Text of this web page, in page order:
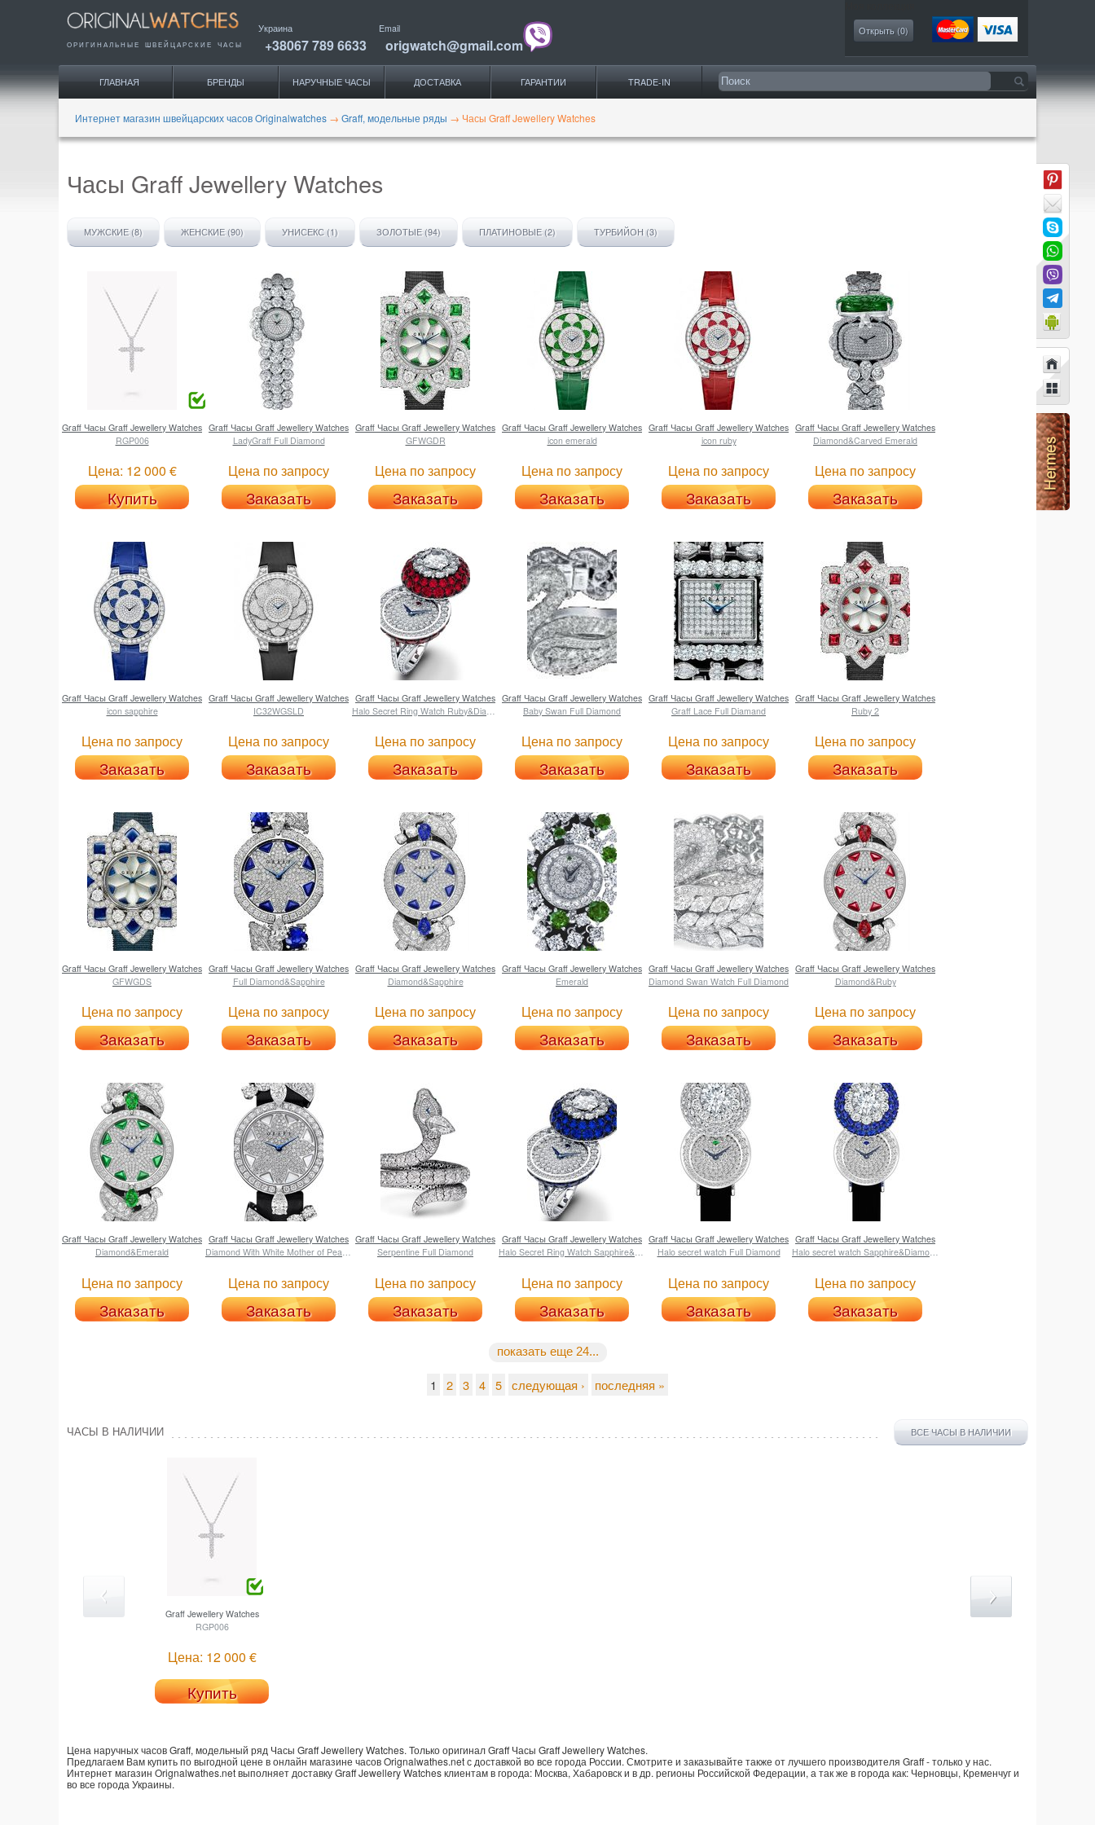
ОРИГИНАЛЬНЫЕ ШВЕЙЦАРСКИЕ ЧАСЫ
Украина
+38067 789 6633
Email
origwatch@gmail.com
Открыть (0)
ГЛАВНАЯ БРЕНДЫ НАРУЧНЫЕ ЧАСЫ ДОСТАВКА ГАРАНТИИ TRADE-IN
Интернет магазин швейцарских часов Originalwatches → Graff, модельные ряды → Часы Graff Jewellery Watches
Часы Graff Jewellery Watches
МУЖСКИЕ (8) ЖЕНСКИЕ (90) УНИСЕКС (1) ЗОЛОТЫЕ (94) ПЛАТИНОВЫЕ (2) ТУРБИЙОН (3)
Graff Часы Graff Jewellery Watches
RGP006
Цена: 12 000 €
Купить
Graff Часы Graff Jewellery Watches
LadyGraff Full Diamond
Цена по запросу
Заказать
Graff Часы Graff Jewellery Watches
GFWGDR
Цена по запросу
Заказать
Graff Часы Graff Jewellery Watches
icon emerald
Цена по запросу
Заказать
Graff Часы Graff Jewellery Watches
icon ruby
Цена по запросу
Заказать
Graff Часы Graff Jewellery Watches
Diamond&Carved Emerald
Цена по запросу
Заказать
Graff Часы Graff Jewellery Watches
icon sapphire
Цена по запросу
Заказать
Graff Часы Graff Jewellery Watches
IC32WGSLD
Цена по запросу
Заказать
Graff Часы Graff Jewellery Watches
Halo Secret Ring Watch Ruby&Diamond
Цена по запросу
Заказать
Graff Часы Graff Jewellery Watches
Baby Swan Full Diamond
Цена по запросу
Заказать
Graff Часы Graff Jewellery Watches
Graff Lace Full Diamand
Цена по запросу
Заказать
Graff Часы Graff Jewellery Watches
Ruby 2
Цена по запросу
Заказать
Graff Часы Graff Jewellery Watches
GFWGDS
Цена по запросу
Заказать
Graff Часы Graff Jewellery Watches
Full Diamond&Sapphire
Цена по запросу
Заказать
Graff Часы Graff Jewellery Watches
Diamond&Sapphire
Цена по запросу
Заказать
Graff Часы Graff Jewellery Watches
Emerald
Цена по запросу
Заказать
Graff Часы Graff Jewellery Watches
Diamond Swan Watch Full Diamond
Цена по запросу
Заказать
Graff Часы Graff Jewellery Watches
Diamond&Ruby
Цена по запросу
Заказать
Graff Часы Graff Jewellery Watches
Diamond&Emerald
Цена по запросу
Заказать
Graff Часы Graff Jewellery Watches
Diamond With White Mother of Pearl Dial
Цена по запросу
Заказать
Graff Часы Graff Jewellery Watches
Serpentine Full Diamond
Цена по запросу
Заказать
Graff Часы Graff Jewellery Watches
Halo Secret Ring Watch Sapphire&Diamond
Цена по запросу
Заказать
Graff Часы Graff Jewellery Watches
Halo secret watch Full Diamond
Цена по запросу
Заказать
Graff Часы Graff Jewellery Watches
Halo secret watch Sapphire&Diamond
Цена по запросу
Заказать
показать еще 24...
1 2 3 4 5 следующая › последняя »
ЧАСЫ В НАЛИЧИИ ВСЕ ЧАСЫ В НАЛИЧИИ
GraffJewellery Watches
RGP006
Цена: 12 000 €
Купить
Цена наручных часов Graff, модельный ряд Часы Graff Jewellery Watches. Толькооригинал Graff Часы Graff Jewellery Watches.
Предлагаем Вам купить по выгодной цене в онлайн магазине часов Orignalwathes.net с доставкой во все города России. Смотрите и заказывайте также от лучшего производителя Graff - только у нас.
Интернет магазин Orignalwathes.net выполняет доставку Graff Jewellery Watches клиентам в города: Москва, Хабаровск и в др. регионы Российской Федерации, а так же в города как: Черновцы, Кременчуг и
во все города Украины.